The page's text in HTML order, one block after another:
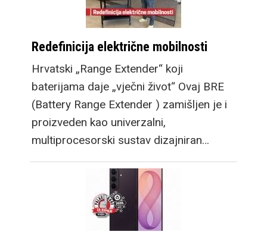
Redefinicija električne mobilnosti
Hrvatski „Range Extender“ koji
baterijama daje „vječni život“ Ovaj BRE
(Battery Range Extender ) zamišljen je i
proizveden kao univerzalni,
multiprocesorski sustav dizajniran…